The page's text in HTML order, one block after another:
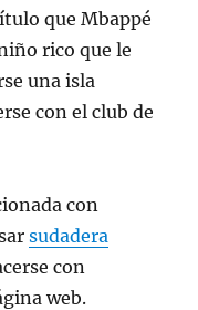
que Mbappé
rico que le
una isla
con el club de
con
sudadera
con
web.